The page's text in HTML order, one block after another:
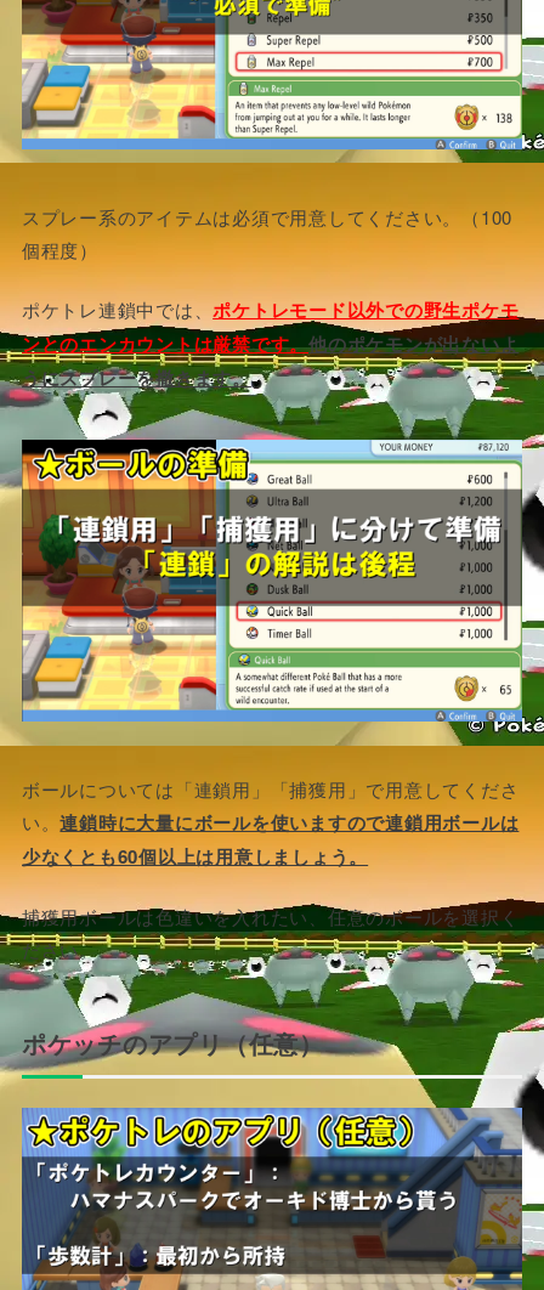
スプレー系のアイテムは必須で用意してください。（100
個程度）
ポケトレ連鎖中では、ポケトレモード以外での野生ポケモ
ンとのエンカウントは厳禁です。他のポケモンが出ないよ
うにスプレーを撒きます。
ボールについては「連鎖用」「捕獲用」で用意してくださ
い。連鎖時に大量にボールを使いますので連鎖用ボールは
少なくとも60個以上は用意しましょう。
捕獲用ボールは色違いを入れたい、任意のボールを選択く
ださい。
ポケッチのアプリ（任意）